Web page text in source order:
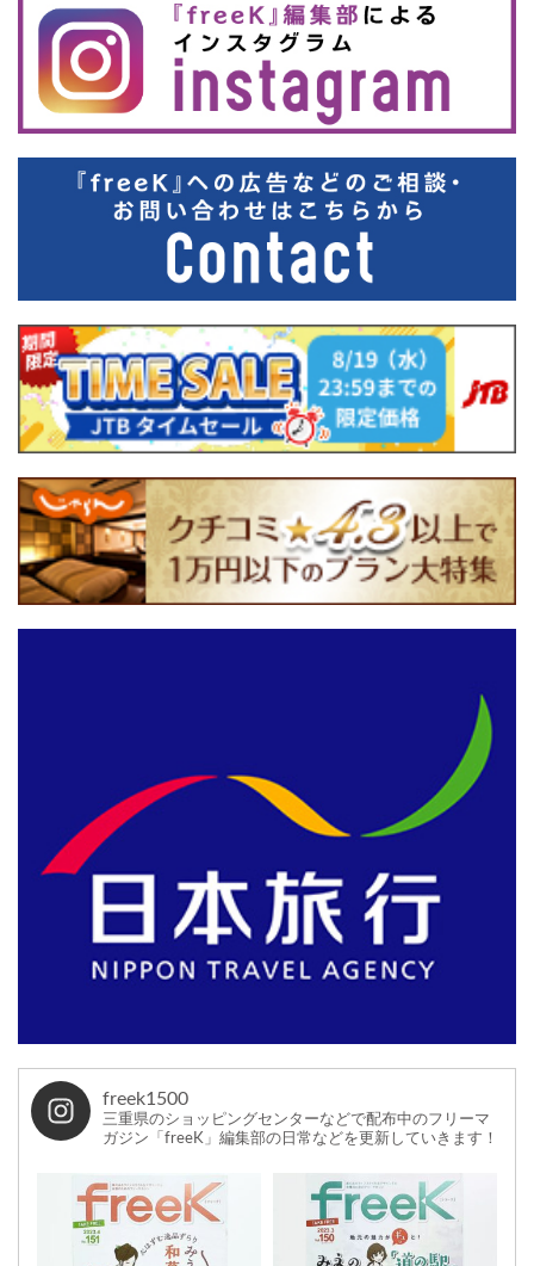
freek1500
三重県のショッピングセンターなどで配布中のフリーマ
ガジン「freeK」編集部の日常などを更新していきます！